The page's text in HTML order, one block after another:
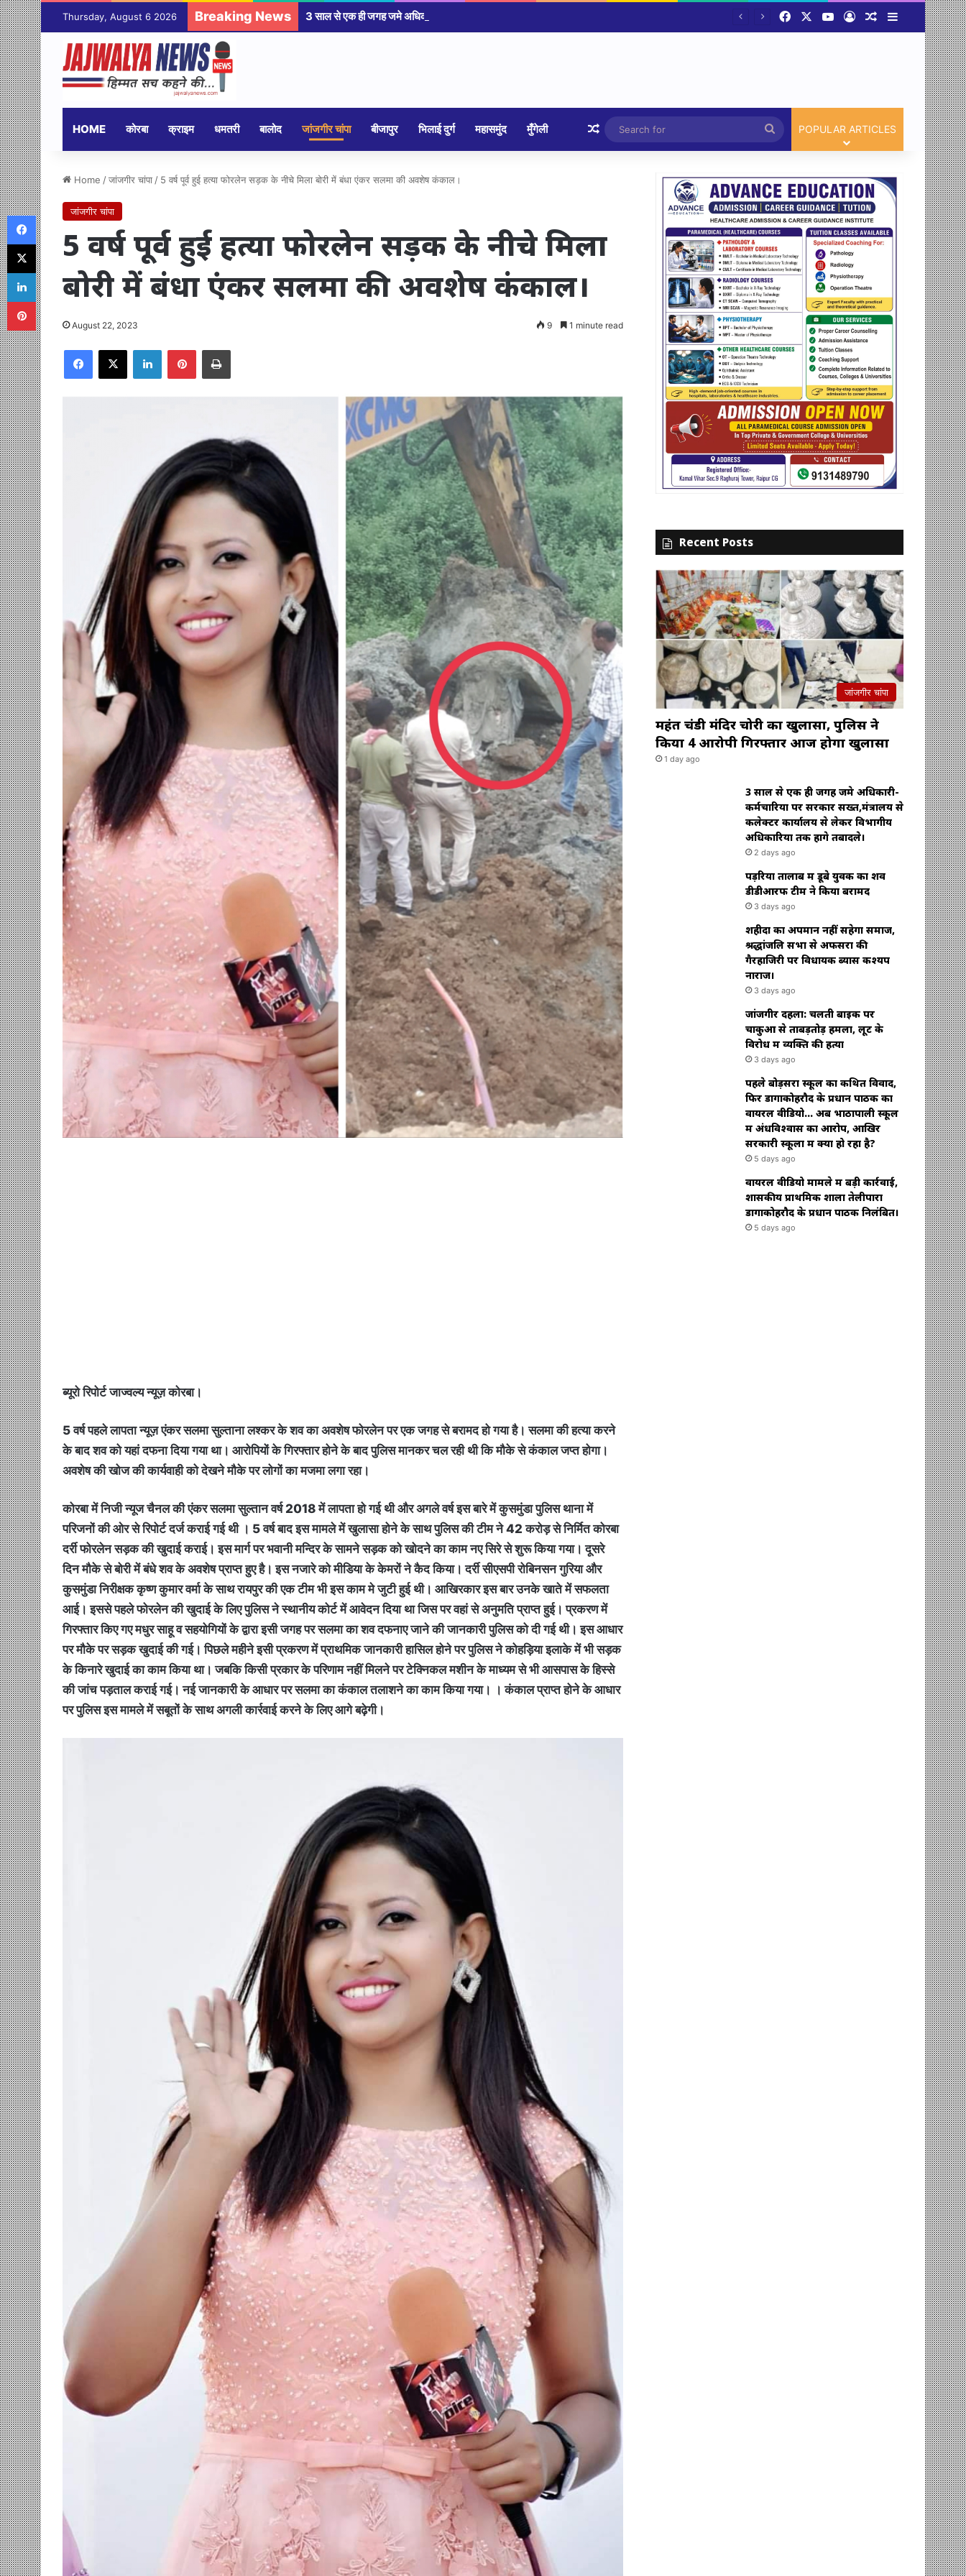
Thursday, August 6 2026 Breaking News FacebookYouTube
Log InRandom Article
Sidebar
HOME कोरबा क्राइम धमतरी बालोद जांजगीर चांपा बीजापुर भिलाई दुर्ग महासमुंद मुँगेली Random Article
Search
for
POPULAR ARTICLES
Home /जांजगीर चांपा / 5 वर्ष पूर्व हुई हत्या फोरलेन सड़क के नीचे मिला बोरी में बंधा एंकर सलमा की अवशेष कंकाल।
जांजगीर चांपा
5 वर्ष पूर्व हुई हत्या फोरलेन सड़क के नीचे मिला
बोरी में बंधा एंकर सलमा की अवशेष कंकाल।
August 22, 2023 9 1 minute read
Facebook
X LinkedInPinterestPrint
ब्यूरो रिपोर्ट जाज्वल्य न्यूज़ कोरबा।
5 वर्ष पहले लापता न्यूज़ एंकर सलमा सुल्ताना लश्कर के शव का अवशेष फोरलेन पर एक जगह से बरामद हो गया है। सलमा की हत्या करने
के बाद शव को यहां दफना दिया गया था। आरोपियों के गिरफ्तार होने के बाद पुलिस मानकर चल रही थी कि मौके से कंकाल जप्त होगा।
अवशेष की खोज की कार्यवाही को देखने मौके पर लोगों का मजमा लगा रहा।
कोरबा में निजी न्यूज चैनल की एंकर सलमा सुल्तान वर्ष 2018 में लापता हो गई थी और अगले वर्ष इस बारे में कुसमुंडा पुलिस थाना में
परिजनों की ओर से रिपोर्ट दर्ज कराई गई थी । 5 वर्ष बाद इस मामले में खुलासा होने के साथ पुलिस की टीम ने 42 करोड़ से निर्मित कोरबा
दर्री फोरलेन सड़क की खुदाई कराई। इस मार्ग पर भवानी मन्दिर के सामने सड़क को खोदने का काम नए सिरे से शुरू किया गया। दूसरे
दिन मौके से बोरी में बंधे शव के अवशेष प्राप्त हुए है। इस नजारे को मीडिया के केमरों ने कैद किया। दर्री सीएसपी रोबिनसन गुरिया और
कुसमुंडा निरीक्षक कृष्ण कुमार वर्मा के साथ रायपुर की एक टीम भी इस काम मे जुटी हुई थी। आखिरकार इस बार उनके खाते में सफलता
आई। इससे पहले फोरलेन की खुदाई के लिए पुलिस ने स्थानीय कोर्ट में आवेदन दिया था जिस पर वहां से अनुमति प्राप्त हुई। प्रकरण में
गिरफ्तार किए गए मधुर साहू व सहयोगियों के द्वारा इसी जगह पर सलमा का शव दफनाए जाने की जानकारी पुलिस को दी गई थी। इस आधार
पर मौके पर सड़क खुदाई की गई। पिछले महीने इसी प्रकरण में प्राथमिक जानकारी हासिल होने पर पुलिस ने कोहड़िया इलाके में भी सड़क
के किनारे खुदाई का काम किया था। जबकि किसी प्रकार के परिणाम नहीं मिलने पर टेक्निकल मशीन के माध्यम से भी आसपास के हिस्से
की जांच पड़ताल कराई गई। नई जानकारी के आधार पर सलमा का कंकाल तलाशने का काम किया गया। । कंकाल प्राप्त होने के आधार
पर पुलिस इस मामले में सबूतों के साथ अगली कार्रवाई करने के लिए आगे बढ़ेगी।
Recent Posts
जांजगीर चांपा
महंत चंडी मंदिर चोरी का खुलासा, पुलिस ने
किया 4 आरोपी गिरफ्तार आज होगा खुलासा
1 day ago
3 साल से एक ही जगह जमे अधिकारी-
कर्मचारियों पर सरकार सख्त,मंत्रालय से
कलेक्टर कार्यालय से लेकर विभागीय
अधिकारियों तक होंगे तबादले।
2 days ago
पड़रिया तालाब में डूबे युवक का शव
डीडीआरफ टीम ने किया बरामद
3 days ago
शहीदों का अपमान नहीं सहेगा समाज,
श्रद्धांजलि सभा से अफसरों की
गैरहाजिरी पर विधायक ब्यास कश्यप
नाराज।
3 days ago
जांजगीर दहला: चलती बाइक पर
चाकुओं से ताबड़तोड़ हमला, लूट के
विरोध में व्यक्ति की हत्या
3 days ago
पहले बोड़सरा स्कूल का कथित विवाद,
फिर डोंगाकोहरौद के प्रधान पाठक का
वायरल वीडियो… अब भाठापाली स्कूल
में अंधविश्वास का आरोप, आखिर
सरकारी स्कूलों में क्या हो रहा है?
5 days ago
वायरल वीडियो मामले में बड़ी कार्रवाई,
शासकीय प्राथमिक शाला तेलीपारा
डोंगाकोहरौद के प्रधान पाठक निलंबित।
5 days ago
Facebook
X
LinkedIn
Pinterest